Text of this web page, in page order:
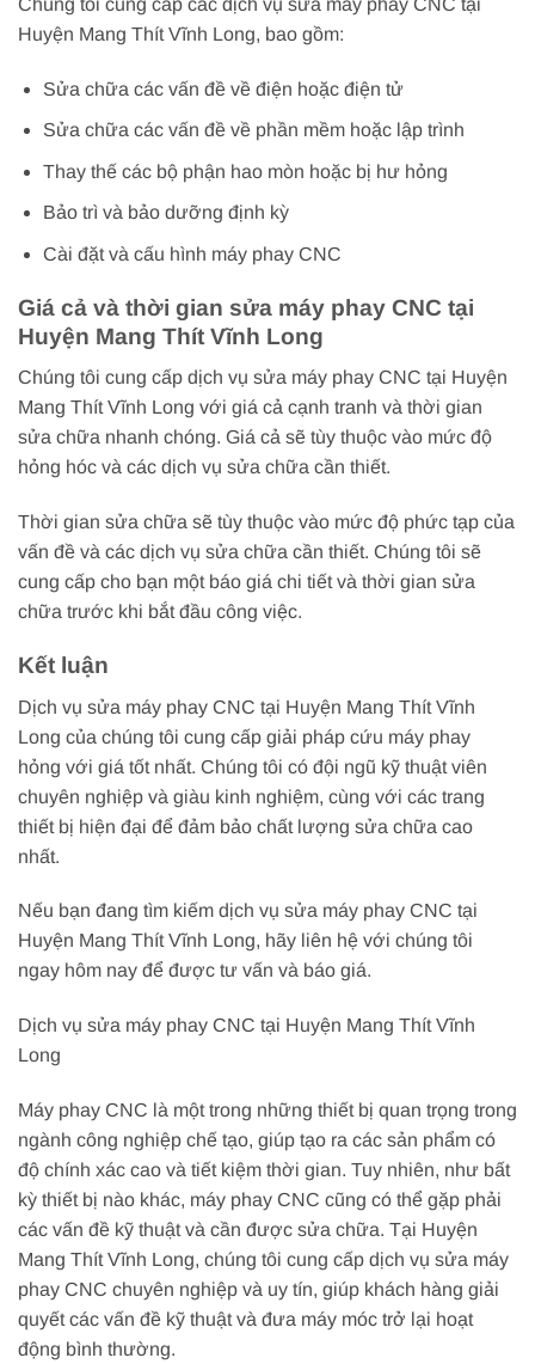
Huyện Mang Thít Vĩnh Long, bao gồm:
Sửa chữa các vấn đề về điện hoặc điện tử
Sửa chữa các vấn đề về phần mềm hoặc lập trình
Thay thế các bộ phận hao mòn hoặc bị hư hỏng
Bảo trì và bảo dưỡng định kỳ
Cài đặt và cấu hình máy phay CNC
Giá cả và thời gian sửa máy phay CNC tại
Huyện Mang Thít Vĩnh Long
Chúng tôi cung cấp dịch vụ sửa máy phay CNC tại Huyện
Mang Thít Vĩnh Long với giá cả cạnh tranh và thời gian
sửa chữa nhanh chóng. Giá cả sẽ tùy thuộc vào mức độ
hỏng hóc và các dịch vụ sửa chữa cần thiết.
Thời gian sửa chữa sẽ tùy thuộc vào mức độ phức tạp của
vấn đề và các dịch vụ sửa chữa cần thiết. Chúng tôi sẽ
cung cấp cho bạn một báo giá chi tiết và thời gian sửa
chữa trước khi bắt đầu công việc.
Kết luận
Dịch vụ sửa máy phay CNC tại Huyện Mang Thít Vĩnh
Long của chúng tôi cung cấp giải pháp cứu máy phay
hỏng với giá tốt nhất. Chúng tôi có đội ngũ kỹ thuật viên
chuyên nghiệp và giàu kinh nghiệm, cùng với các trang
thiết bị hiện đại để đảm bảo chất lượng sửa chữa cao
nhất.
Nếu bạn đang tìm kiếm dịch vụ sửa máy phay CNC tại
Huyện Mang Thít Vĩnh Long, hãy liên hệ với chúng tôi
ngay hôm nay để được tư vấn và báo giá.
Dịch vụ sửa máy phay CNC tại Huyện Mang Thít Vĩnh
Long
Máy phay CNC là một trong những thiết bị quan trọng trong
ngành công nghiệp chế tạo, giúp tạo ra các sản phẩm có
độ chính xác cao và tiết kiệm thời gian. Tuy nhiên, như bất
kỳ thiết bị nào khác, máy phay CNC cũng có thể gặp phải
các vấn đề kỹ thuật và cần được sửa chữa. Tại Huyện
Mang Thít Vĩnh Long, chúng tôi cung cấp dịch vụ sửa máy
phay CNC chuyên nghiệp và uy tín, giúp khách hàng giải
quyết các vấn đề kỹ thuật và đưa máy móc trở lại hoạt
động bình thường.